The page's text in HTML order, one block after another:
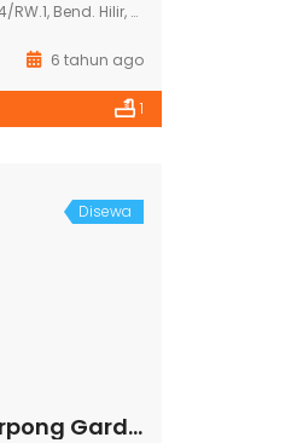
Pusat, Daerah Khusus Ibukota Jakarta 10210
6 tahun ago
1
Disewa
Disewakan Rumah Serpong Garden 2